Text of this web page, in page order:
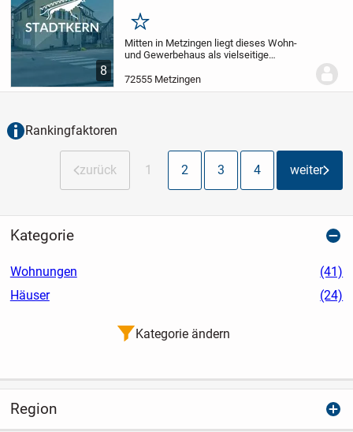
8
Merken
Mitten in Metzingen liegt dieses Wohn-
und Gewerbehaus als vielseitige
Metzinger Marktplatzes. Das Gebäude
aus dem Jahr 1866, bietet historischen
72555 Metzingen
Rankingfaktoren
zurück 1 2 3 4 weiter
Kategorie
Wohnungen
(41)
Häuser
(24)
Kategorie ändern
Region